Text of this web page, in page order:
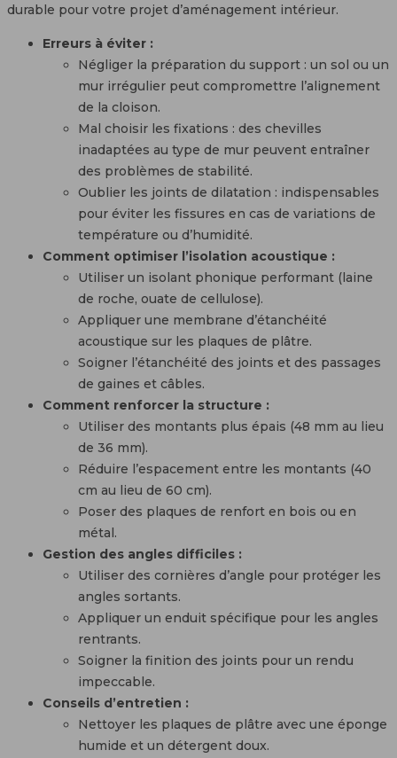
durable pour votre projet d’aménagement intérieur.
Erreurs à éviter :
Négliger la préparation du support : un sol ou un
mur irrégulier peut compromettre l’alignement
de la cloison.
Mal choisir les fixations : des chevilles
inadaptées au type de mur peuvent entraîner
des problèmes de stabilité.
Oublier les joints de dilatation : indispensables
pour éviter les fissures en cas de variations de
température ou d’humidité.
Comment optimiser l’isolation acoustique :
Utiliser un isolant phonique performant (laine
de roche, ouate de cellulose).
Appliquer une membrane d’étanchéité
acoustique sur les plaques de plâtre.
Soigner l’étanchéité des joints et des passages
de gaines et câbles.
Comment renforcer la structure :
Utiliser des montants plus épais (48 mm au lieu
de 36 mm).
Réduire l’espacement entre les montants (40
cm au lieu de 60 cm).
Poser des plaques de renfort en bois ou en
métal.
Gestion des angles difficiles :
Utiliser des cornières d’angle pour protéger les
angles sortants.
Appliquer un enduit spécifique pour les angles
rentrants.
Soigner la finition des joints pour un rendu
impeccable.
Conseils d’entretien :
Nettoyer les plaques de plâtre avec une éponge
humide et un détergent doux.